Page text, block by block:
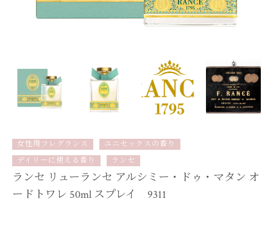
女性用フレグランス
ユニセックスの香り
デイリーに使える香り
ランセ
ランセ リューランセ アルシミー・ドゥ・マタン オ
ードトワレ 50ml スプレイ 9311